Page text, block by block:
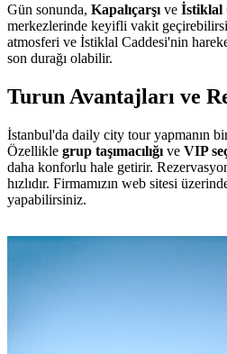
Gün sonunda, Kapalıçarşı ve İstiklal
merkezlerinde keyifli vakit
atmosferi ve İstiklal Caddesi'nin
son durağı olabilir.
Turun Avantajları ve
İstanbul'da daily city tour yapmanın
Özellikle grup taşımacılığı ve VIP
daha konforlu hale getirir.
hızlıdır. Firmamızın web sitesi
yapabilirsiniz.